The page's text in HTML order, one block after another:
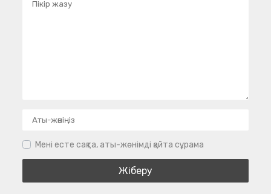
Мені есте сақта, аты-жөнімді қайта сұрама